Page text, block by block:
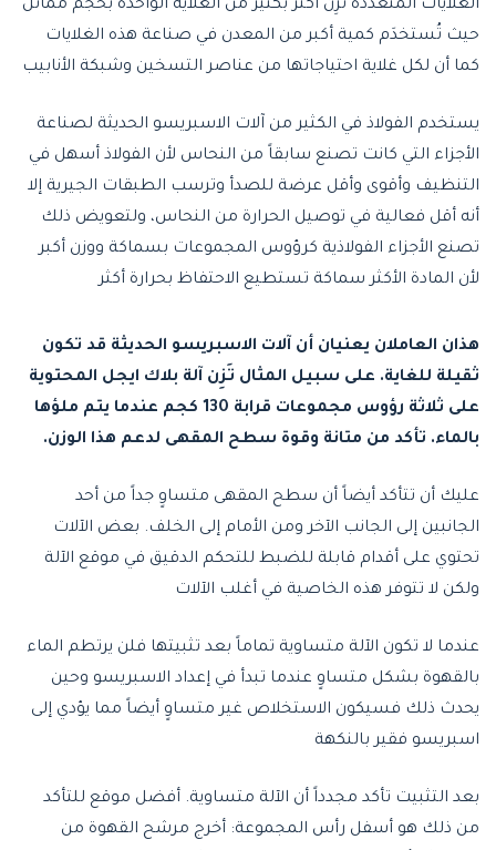
الغلايات المتعددة تَزِن أكثر بكثير من الغلاية الواحدة بحجم مماثل
حيث تُستخدَم كمية أكبر من المعدن في صناعة هذه الغلايات
كما أن لكل غلاية احتياجاتها من عناصر التسخين وشبكة الأنابيب
يستخدم الفولاذ في الكثير من آلات الاسبريسو الحديثة لصناعة
الأجزاء التي كانت تصنع سابقاً من النحاس لأن الفولاذ أسهل في
التنظيف وأقوى وأقل عرضة للصدأ وترسب الطبقات الجيرية إلا
أنه أقل فعالية في توصيل الحرارة من النحاس، ولتعويض ذلك
تصنع الأجزاء الفولاذية كرؤوس المجموعات بسماكة ووزن أكبر
لأن المادة الأكثر سماكة تستطيع الاحتفاظ بحرارة أكثر
هذان العاملان يعنيان أن آلات الاسبريسو الحديثة قد تكون
ثقيلة للغاية. على سبيل المثال تَزِن آلة بلاك ايجل المحتوية
على ثلاثة رؤوس مجموعات قرابة 130 كجم عندما يتم ملؤها
بالماء. تأكد من متانة وقوة سطح المقهى لدعم هذا الوزن.
عليك أن تتأكد أيضاً أن سطح المقهى متساوٍ جداً من أحد
الجانبين إلى الجانب الآخر ومن الأمام إلى الخلف. بعض الآلات
تحتوي على أقدام قابلة للضبط للتحكم الدقيق في موقع الآلة
ولكن لا تتوفر هذه الخاصية في أغلب الآلات
عندما لا تكون الآلة متساوية تماماً بعد تثبيتها فلن يرتطم الماء
بالقهوة بشكل متساوٍ عندما تبدأ في إعداد الاسبريسو وحين
يحدث ذلك فسيكون الاستخلاص غير متساوٍ أيضاً مما يؤدي إلى
اسبريسو فقير بالنكهة
بعد التثبيت تأكد مجدداً أن الآلة متساوية. أفضل موقع للتأكد
من ذلك هو أسفل رأس المجموعة: أخرج مرشح القهوة من